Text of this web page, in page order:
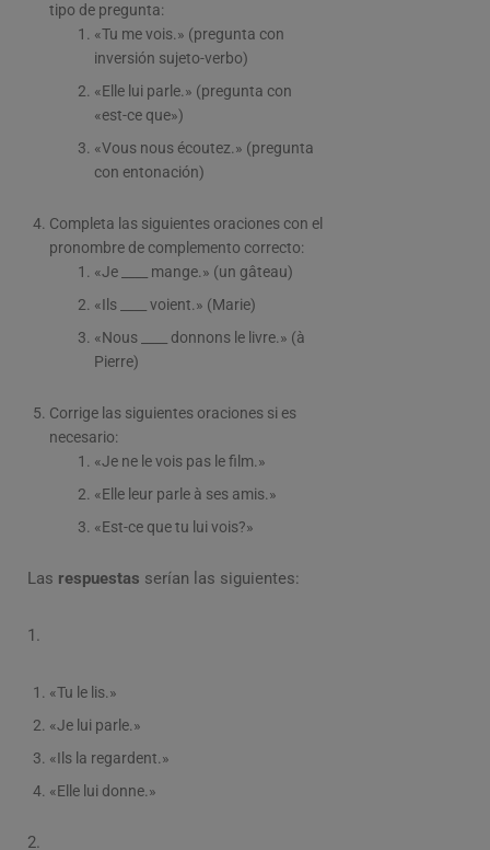
tipo de pregunta:
«Tu me vois.» (pregunta con
inversión sujeto-verbo)
«Elle lui parle.» (pregunta con
«est-ce que»)
«Vous nous écoutez.» (pregunta
con entonación)
Completa las siguientes oraciones con el
pronombre de complemento correcto:
«Je ____ mange.» (un gâteau)
«Ils ____ voient.» (Marie)
«Nous ____ donnons le livre.» (à
Pierre)
Corrige las siguientes oraciones si es
necesario:
«Je ne le vois pas le film.»
«Elle leur parle à ses amis.»
«Est-ce que tu lui vois?»
Las respuestas serían las siguientes:
1.
«Tu le lis.»
«Je lui parle.»
«Ils la regardent.»
«Elle lui donne.»
2.